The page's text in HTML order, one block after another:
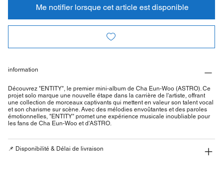
Me notifier lorsque cet article est disponible
information
Découvrez "ENTITY", le premier mini-album de Cha Eun-Woo (ASTRO). Ce
projet solo marque une nouvelle étape dans la carrière de l'artiste, offrant
une collection de morceaux captivants qui mettent en valeur son talent vocal
et son charisme sur scène. Avec des mélodies envoûtantes et des paroles
émotionnelles, "ENTITY" promet une expérience musicale inoubliable pour
les fans de Cha Eun-Woo et d'ASTRO.
📌 Disponibilité & Délai de livraison